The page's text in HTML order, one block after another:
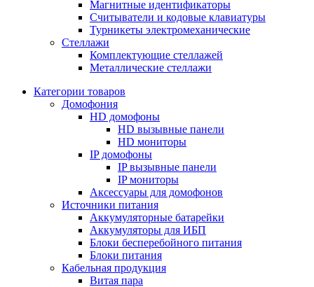
Магнитные идентификаторы
Считыватели и кодовые клавиатуры
Турникеты электромеханические
Стеллажи
Комплектующие стеллажей
Металлические стеллажи
Категории товаров
Домофония
HD домофоны
HD вызывные панели
HD мониторы
IP домофоны
IP вызывные панели
IP мониторы
Аксессуары для домофонов
Источники питания
Аккумуляторные батарейки
Аккумуляторы для ИБП
Блоки бесперебойного питания
Блоки питания
Кабельная продукция
Витая пара